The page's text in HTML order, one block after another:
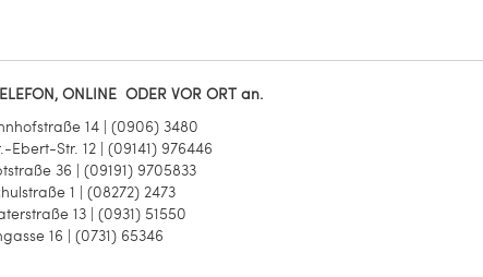
ONLINE ODER VOR ORT an.
14 | (0906) 3480
Ebert-Str. 12 | (09141) 976446
36 | (09191) 9705833
1 | (08272) 2473
13 | (0931) 51550
16 | (0731) 65346